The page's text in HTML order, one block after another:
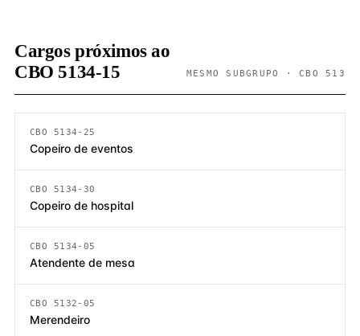
Cargos próximos ao
CBO 5134-15
MESMO SUBGRUPO · CBO 513
CBO 5134-25
Copeiro de eventos
CBO 5134-30
Copeiro de hospital
CBO 5134-05
Atendente de mesa
CBO 5132-05
Merendeiro